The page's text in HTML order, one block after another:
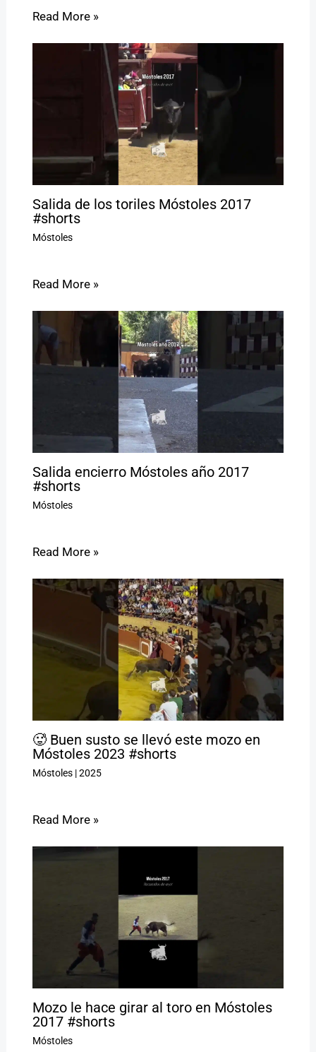
Read More »
Salida de los toriles Móstoles 2017
#shorts
Móstoles
Read More »
Salida encierro Móstoles año 2017
#shorts
Móstoles
Read More »
🥵 Buen susto se llevó este mozo en
Móstoles 2023 #shorts
Móstoles|2025
Read More »
Mozo le hace girar al toro en Móstoles
2017 #shorts
Móstoles